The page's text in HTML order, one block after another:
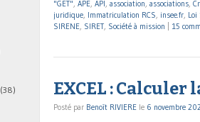
"GET", APE, API, association, associations,
juridique, Immatriculation RCS, insee.fr, Loi
SIRENE, SIRET, Société à mission 15
EXCEL : Calculer
Posté par Benoît RIVIERE le 6 novembre
(38)